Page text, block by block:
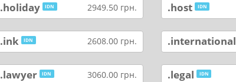
.holiday IDN 2949.50 грн. .host IDN
.ink IDN 2608.00 грн. .international
.lawyer IDN 3060.00 грн. .legal IDN